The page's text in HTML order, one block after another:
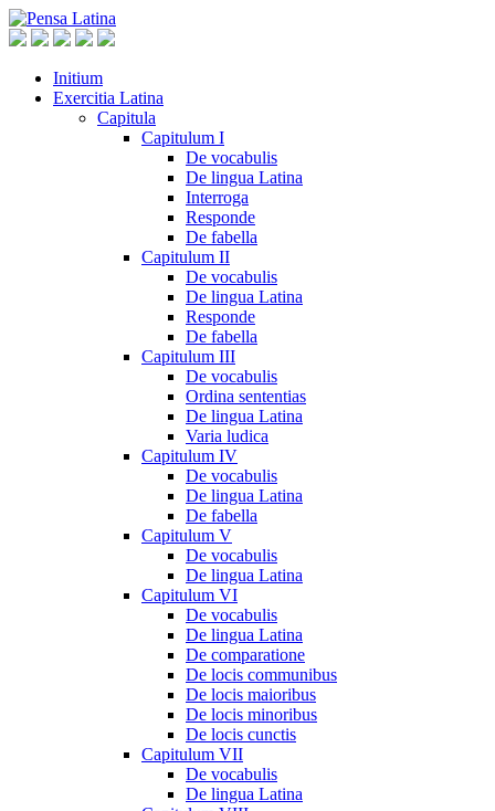
Initium
Exercitia Latina
Capitula
Capitulum I
De vocabulis
De lingua Latina
Interroga
Responde
De fabella
Capitulum II
De vocabulis
De lingua Latina
Responde
De fabella
Capitulum III
De vocabulis
Ordina sententias
De lingua Latina
Varia ludica
Capitulum IV
De vocabulis
De lingua Latina
De fabella
Capitulum V
De vocabulis
De lingua Latina
Capitulum VI
De vocabulis
De lingua Latina
De comparatione
De locis communibus
De locis maioribus
De locis minoribus
De locis cunctis
Capitulum VII
De vocabulis
De lingua Latina